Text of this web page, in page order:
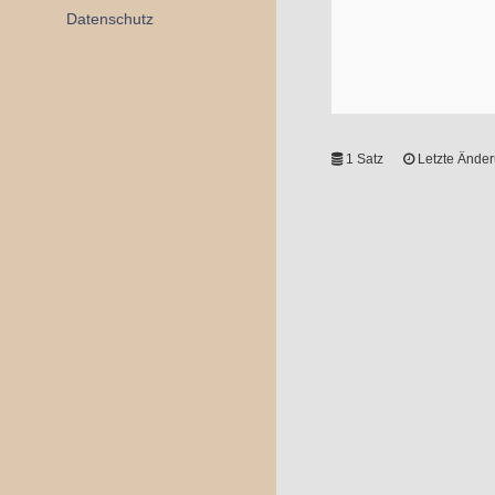
Datenschutz
1 Satz Letzte